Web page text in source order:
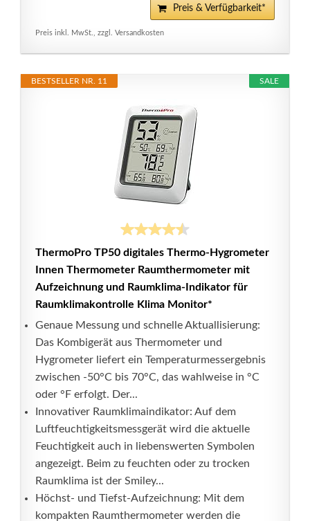
Preis & Verfügbarkeit*
Preis inkl. MwSt., zzgl. Versandkosten
SALE
BESTSELLER NR. 11
ThermoPro TP50 digitales Thermo-Hygrometer
Innen Thermometer Raumthermometer mit
Aufzeichnung und Raumklima-Indikator für
Raumklimakontrolle Klima Monitor*
Genaue Messung und schnelle Aktuallisierung:
Das Kombigerät aus Thermometer und
Hygrometer liefert ein Temperaturmessergebnis
zwischen -50°C bis 70°C, das wahlweise in °C
oder °F erfolgt. Der...
Innovativer Raumklimaindikator: Auf dem
Luftfeuchtigkeitsmessgerät wird die aktuelle
Feuchtigkeit auch in liebenswerten Symbolen
angezeigt. Beim zu feuchten oder zu trocken
Raumklima ist der Smiley...
Höchst- und Tiefst-Aufzeichnung: Mit dem
kompakten Raumthermometer werden die